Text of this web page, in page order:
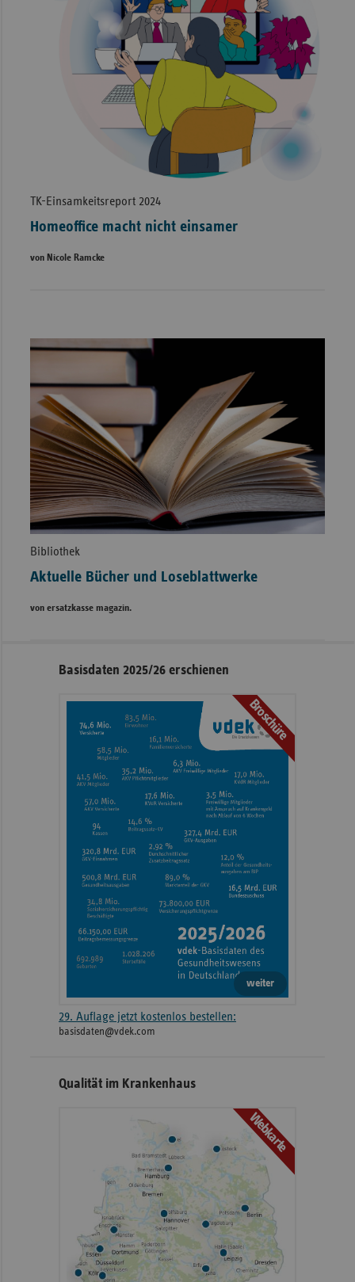
TK-Einsamkeitsreport 2024
Homeoffice macht nicht einsamer
von Nicole Ramcke
Bibliothek
Aktuelle Bücher und Loseblattwerke
von ersatzkasse magazin.
Seitennavigation
Seitenleiste
Informationen
Basisdaten 2025/26 erschienen
Broschüre
weiter
29. Auflage jetzt kostenlos bestellen:
basisdaten@vdek.com
Qualität im Krankenhaus
Webkarte